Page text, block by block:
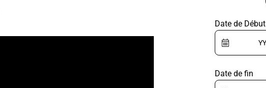
Date de Début
Date de fin